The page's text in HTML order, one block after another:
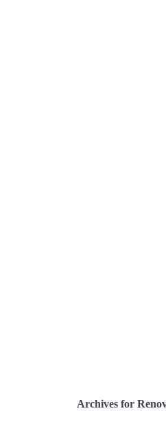
Archives for